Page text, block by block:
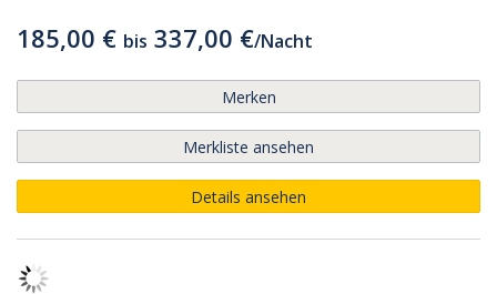
185,00 € bis 337,00 €/Nacht
Merken
Merkliste ansehen
Details ansehen